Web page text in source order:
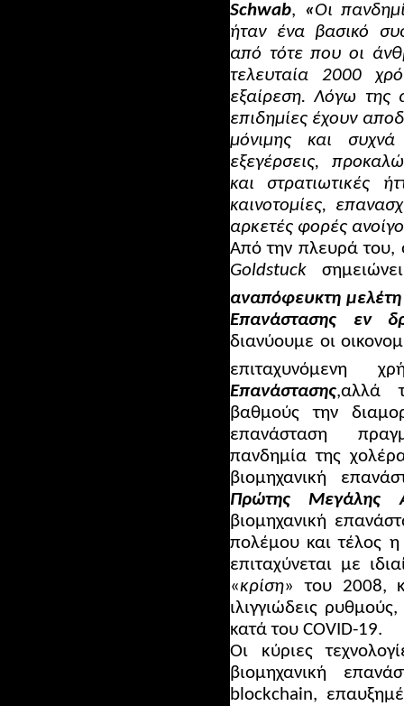
Schwab, «Οι
ήταν ένα βασικό
από τότε που οι
τελευταία 2000
εξαίρεση. Λόγω της
επιδημίες έχουν
μόνιμης και συχνά
εξεγέρσεις,
και στρατιωτικές
καινοτομίες,
αρκετές φορές
Από την πλευρά του,
Goldstuck
αναπόφευκτη
Επανάστασης εν
διανύουμε οι
επιταχυνόμενη
Επανάστασης,αλλά
βαθμούς την
επανάσταση
πανδημία της
βιομηχανική
Πρώτης Μεγάλης
βιομηχανική
πολέμου και τέλος η
επιταχύνεται με
«κρίση» του 2008,
ιλιγγιώδεις
κατά του COVID-19.
Οι κύριες
βιομηχανική
blockchain,